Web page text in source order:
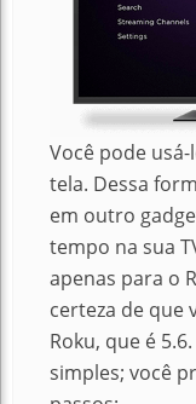
Você pode
tela. Dessa
em outro
tempo na sua
apenas para o
certeza de que
Roku, que é
simples; você